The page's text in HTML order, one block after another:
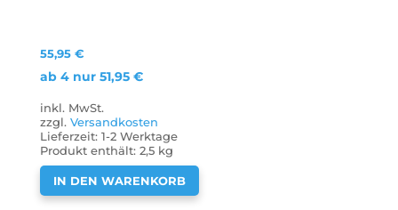
55,95€
ab 4 nur51,95€
inkl. MwSt.
zzgl.Versandkosten
Lieferzeit:1-2 Werktage
Produkt enthält: 2,5 kg
IN DEN WARENKORB